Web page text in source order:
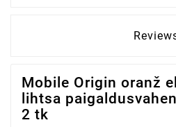
Mobile Origin oranž
lihtsa
2 tk